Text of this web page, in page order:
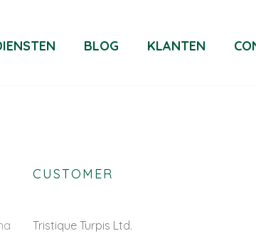
BLOG KLANTEN
CUSTOMER
Tristique Turpis Ltd.